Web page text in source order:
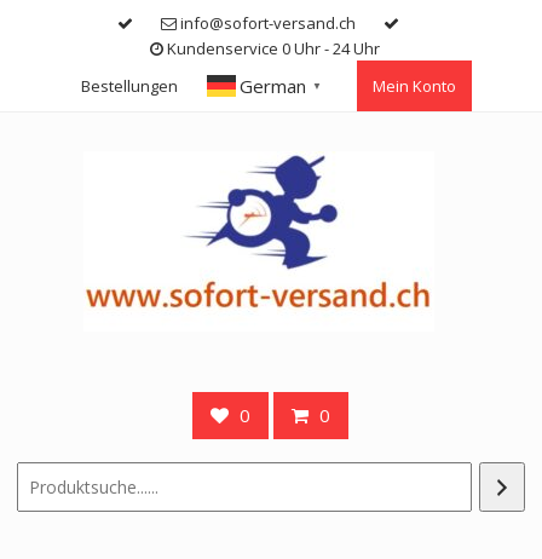
info@sofort-versand.ch
Kundenservice 0 Uhr - 24 Uhr
Bestellungen
German ▼ Mein Konto
0 0